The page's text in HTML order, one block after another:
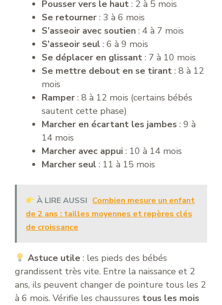
Pousser vers le haut : 2 à 5 mois
Se retourner : 3 à 6 mois
S’asseoir avec soutien : 4 à 7 mois
S’asseoir seul : 6 à 9 mois
Se déplacer en glissant : 7 à 10 mois
Se mettre debout en se tirant : 8 à 12
mois
Ramper : 8 à 12 mois (certains bébés
sautent cette phase)
Marcher en écartant les jambes : 9 à
14 mois
Marcher avec appui : 10 à 14 mois
Marcher seul : 11 à 15 mois
À LIRE AUSSI Combien mesure un enfant
de 2 ans : tailles moyennes et repères clés
de croissance
Astuce utile: les pieds des bébés
grandissent très vite. Entre la naissance et 2
ans, ils peuvent changer de pointure tous les 2
à 6 mois. Vérifie les chaussures tous les mois